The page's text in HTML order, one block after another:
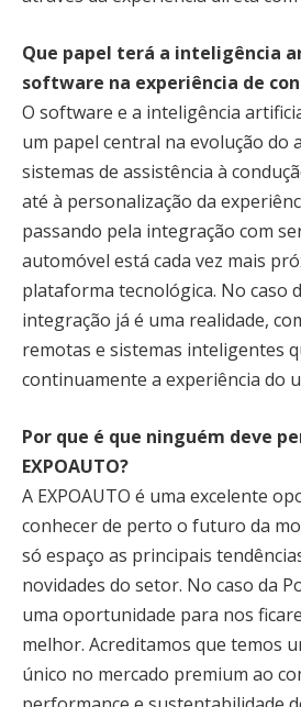
Que papel terá a inteligência
software na experiência de
O software e a inteligência
um papel central na evolução do
sistemas de assistência à
até à personalização da
passando pela integração com
automóvel está cada vez mais
plataforma tecnológica. No caso
integração já é uma realidade,
remotas e sistemas inteligentes
continuamente a experiência do
Por que é que ninguém deve
EXPOAUTO?
A EXPOAUTO é uma excelente
conhecer de perto o futuro da
só espaço as principais
novidades do setor. No caso da
uma oportunidade para nos
melhor. Acreditamos que temos
único no mercado premium ao